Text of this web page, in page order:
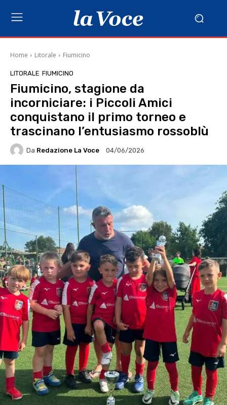
Home Litorale Fiumicino
LITORALE FIUMICINO
Fiumicino, stagione da
incorniciare: i Piccoli Amici
conquistano il primo torneo e
trascinano l’entusiasmo rossoblù
Da Redazione La Voce 04/06/2026